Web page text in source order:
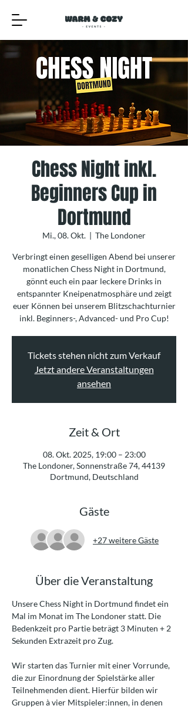
Chess Night inkl.
Beginners Cup in
Dortmund
Mi., 08. Okt.
  |
The Londoner
Verbringt einen geselligen Abend bei unserer
monatlichen Chess Night in Dortmund,
gönnt euch ein paar leckere Drinks in
entspannter Kneipenatmosphäre und zeigt
euer Können bei unserem Blitzschachturnier
inkl. Beginners-, Advanced- und Pro Cup!
Tickets stehen nicht zum Verkauf
Jetzt andere Veranstaltungen
ansehen
Zeit & Ort
08. Okt. 2025, 19:00 – 23:00
The Londoner, Sonnenstraße 74, 44139
Dortmund, Deutschland
Gäste
+27 weitere Gäste
Über die Veranstaltung
Unsere Chess Night in Dortmund findet ein
Mal im Monat im The Londoner statt. Die
Bedenkzeit pro Partie beträgt 3 Minuten + 2
Sekunden Extrazeit pro Zug.
Wir starten das Turnier mit einer Vorrunde,
die zur Einordnung der Spielstärke aller
Teilnehmenden dient. Hierfür bilden wir
Gruppen à vier Mitspieler:innen, in denen